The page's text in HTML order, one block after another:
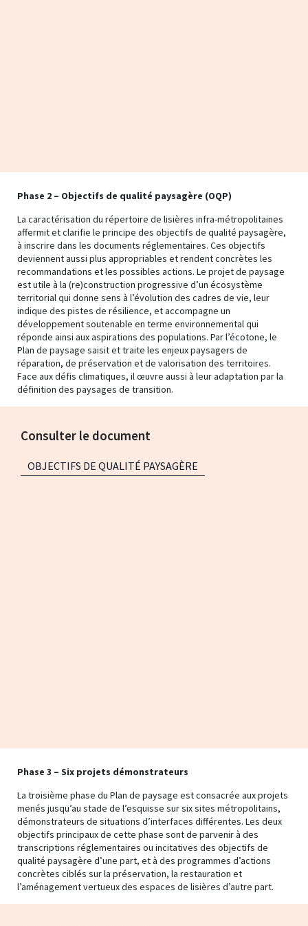
Phase 2 – Objectifs de qualité paysagère (OQP)
La caractérisation du répertoire de lisières infra-métropolitaines
affermit et clarifie le principe des objectifs de qualité paysagère,
à inscrire dans les documents réglementaires. Ces objectifs
deviennent aussi plus appropriables et rendent concrètes les
recommandations et les possibles actions. Le projet de paysage
est utile à la (re)construction progressive d’un écosystème
territorial qui donne sens à l’évolution des cadres de vie, leur
indique des pistes de résilience, et accompagne un
développement soutenable en terme environnemental qui
réponde ainsi aux aspirations des populations. Par l’écotone, le
Plan de paysage saisit et traite les enjeux paysagers de
réparation, de préservation et de valorisation des territoires.
Face aux défis climatiques, il œuvre aussi à leur adaptation par la
définition des paysages de transition.
Consulter le document
OBJECTIFS DE QUALITÉ PAYSAGÈRE
Phase 3 – Six projets démonstrateurs
La troisième phase du Plan de paysage est consacrée aux projets
menés jusqu’au stade de l’esquisse sur six sites métropolitains,
démonstrateurs de situations d’interfaces différentes. Les deux
objectifs principaux de cette phase sont de parvenir à des
transcriptions réglementaires ou incitatives des objectifs de
qualité paysagère d’une part, et à des programmes d’actions
concrètes ciblés sur la préservation, la restauration et
l’aménagement vertueux des espaces de lisières d’autre part.